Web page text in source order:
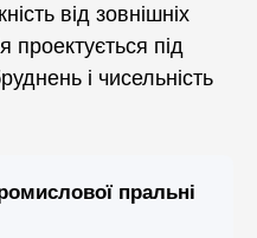
від зовнішніх
проектується під
і чисельність
пральні